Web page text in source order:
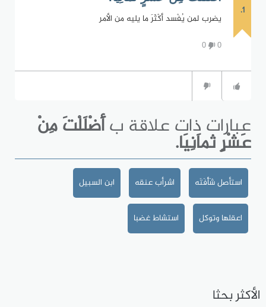
1.
يضرب لمن يُفْسد أكْثَرَ ما يليه من الأمر
0
0
عبارات ذات علاقة بأَضْلَلْتَ مِنْ
عَشْرٍ ثماَنِيَا.
استأصل شَأْفَتَه اشرأب عنقه ابن السبيل
اعقلها وتوكل استشاط غضبا
الأكثر بحثا